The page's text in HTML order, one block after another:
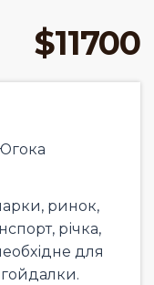
$11700
ринок,
річка,
для